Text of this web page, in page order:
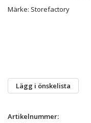
Märke: Storefactory
Lägg i önskelista
Artikelnummer: